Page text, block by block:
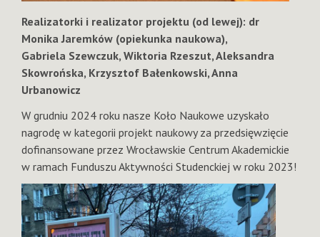
Realizatorki i realizator projektu (od lewej): dr
Monika Jaremków (opiekunka naukowa),
Gabriela Szewczuk, Wiktoria Rzeszut, Aleksandra
Skowrońska, Krzysztof Bałenkowski, Anna
Urbanowicz
W grudniu 2024 roku nasze Koło Naukowe uzyskało
nagrodę w kategorii projekt naukowy za przedsięwzięcie
dofinansowane przez Wrocławskie Centrum Akademickie
w ramach Funduszu Aktywności Studenckiej w roku 2023!